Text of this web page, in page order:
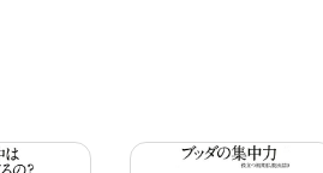
と言います。